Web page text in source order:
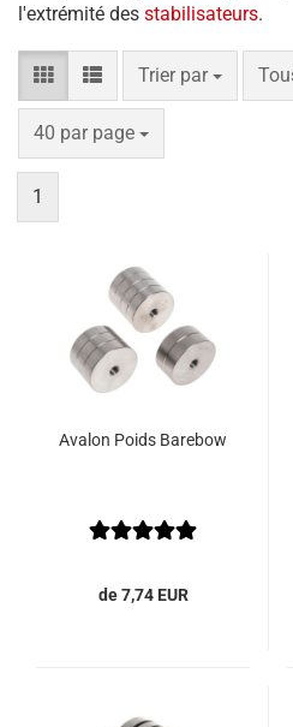
l'extrémité des stabilisateurs.
Trier par
Trier par par
40 par page
par page
1
Avalon Poids Barebow
de 7,74 EUR